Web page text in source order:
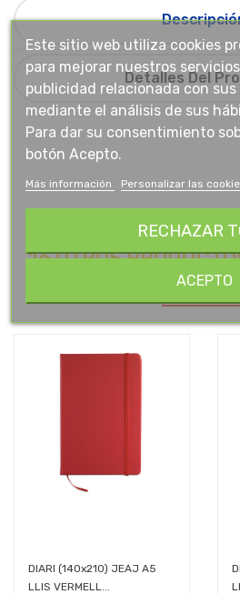
Detalles Del
16 OTROS
DIARI (140x210) JEAJ A5
LLIS VERMELL...
Este sitio web utiliza cookies
para mejorar nuestros
publicidad relacionada con
mediante el análisis de sus
Para dar su consentimiento
botón Acepto.
Más información Personalizar las
RECHAZAR
ACEPTO